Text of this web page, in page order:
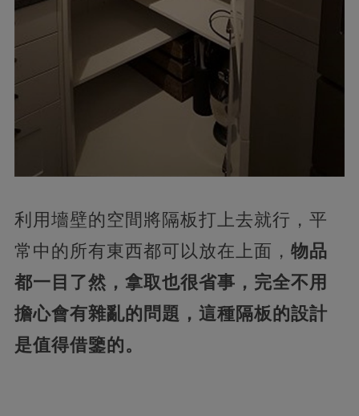
利用墻壁的空間將隔板打上去就行，平
常中的所有東西都可以放在上面， 物品
都一目了然，拿取也很省事，完全不用
擔心會有雜亂的問題，這種隔板的設計
是值得借鑒的。